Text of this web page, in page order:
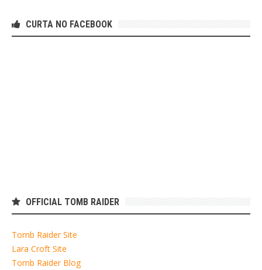
CURTA NO FACEBOOK
OFFICIAL TOMB RAIDER
Tomb Raider Site
Lara Croft Site
Tomb Raider Blog